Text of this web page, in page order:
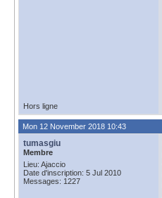
Hors ligne
Mon 12 November 2018 10:43
tumasgiu
Membre
Lieu: Ajaccio
Date d'inscription: 5 Jul 2010
Messages: 1227